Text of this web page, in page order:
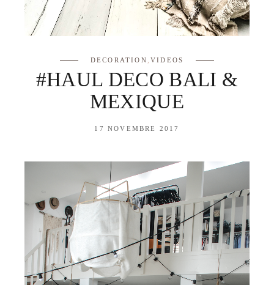
DECORATION VIDEOS
#HAUL DECO BALI &
MEXIQUE
17 NOVEMBRE 2017